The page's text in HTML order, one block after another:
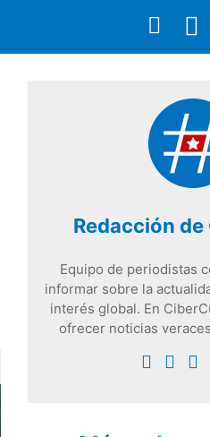
Redacción
Equipo de periodistas
informar sobre la
interés global. En
ofrecer noticias